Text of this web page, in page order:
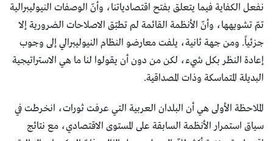
نفعل الكفاية فيما يتعلق بفتح اقتصادياتنا، وأنّ الوصفات النيوليبرالية
تمّ تشويهها، وأنّ الأنظمة القائمة لم تطبّق الاصلاحات الضرورية إلا
جزئياً. ومن جهة ثانية، يلفت معارضو النظام النيوليبرالي إلى وجوب
إعادة النظر بكل شيء، لكن من دون أن يقولوا لنا ما هي الاستراتيجية
البديلة المتماسكة وذات المصداقية.
الملاحظة الأولى هي أن البلدان العربية التي عرفت ثورات، انخرطت في
سياق استمرار الأنظمة السابقة على المستوى الاقتصادي، مع نتائج